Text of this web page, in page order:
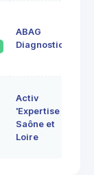
ABAG
Diagnostics
Activ
'Expertise
Saône et
Loire